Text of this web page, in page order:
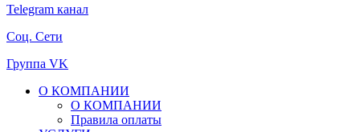
Telegram канал
Соц. Сети
Группа VK
О КОМПАНИИ
О КОМПАНИИ
Правила оплаты